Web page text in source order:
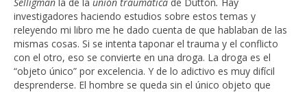
investigadores haciendo estudios sobre estos temas y
releyendo mi libro me he dado cuenta de que hablaban de las
mismas cosas. Si se intenta taponar el trauma y el conflicto
con el otro, eso se convierte en una droga. La droga es el
“objeto único” por excelencia. Y de lo adictivo es muy difícil
desprenderse. El hombre se queda sin el único objeto que